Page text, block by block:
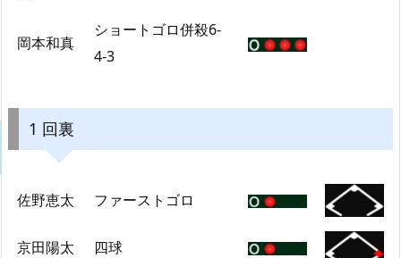
岡本和真
ショートゴロ併殺6-
4-3
1 回裏
佐野恵太 ファーストゴロ
京田陽太 四球